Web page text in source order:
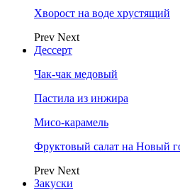
Хворост на воде хрустящий
Prev Next
Дессерт
Чак-чак медовый
Пастила из инжира
Мисо-карамель
Фруктовый салат на Новый
Prev Next
Закуски